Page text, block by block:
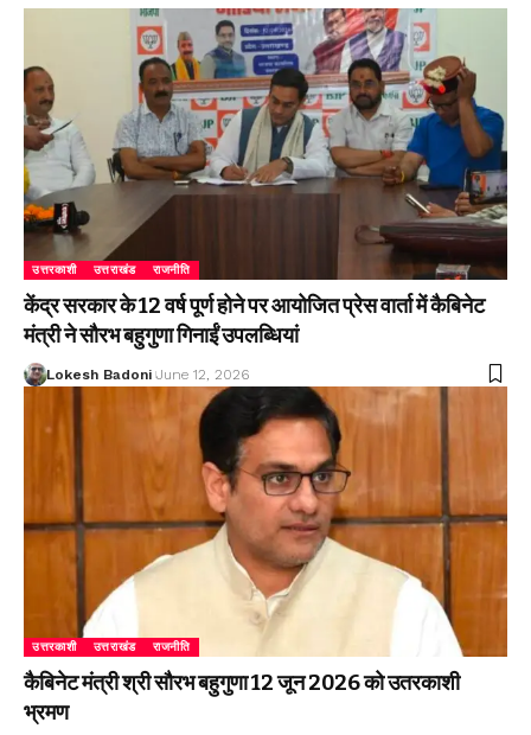
उत्तरकाशी उत्तराखंड राजनीति
केंद्र सरकार के 12 वर्ष पूर्ण होने पर आयोजित प्रेस वार्ता में कैबिनेट
मंत्री ने सौरभ बहुगुणा गिनाईं उपलब्धियां
Lokesh Badoni June 12, 2026
उत्तरकाशी उत्तराखंड राजनीति
कैबिनेट मंत्री श्री सौरभ बहुगुणा 12 जून 2026 को उतरकाशी
भ्रमण